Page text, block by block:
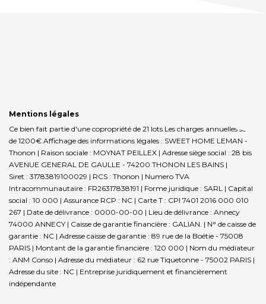
Mentions légales
Ce bien fait partie d'une copropriété de 21 lots.Les charges annuelles sont
de 1200€. Affichage des informations légales : SWEET HOME LEMAN -
Thonon | Raison sociale : MOYNAT PEILLEX | Adresse siège social : 28 bis
AVENUE GENERAL DE GAULLE - 74200 THONON LES BAINS |
Siret : 31783819100029 | RCS : Thonon | Numero TVA
Intracommunautaire : FR26317838191 | Forme juridique : SARL | Capital
social : 10 000 | Assurance RCP : NC | Carte T : CPI 7401 2016 000 010
267 | Date de délivrance : 0000-00-00 | Lieu de délivrance : Annecy
74000 ANNECY | Caisse de garantie financière : GALIAN. | N° de caisse de
garantie : NC | Adresse caisse de garantie : 89 rue de la Boétie - 75008
PARIS | Montant de la garantie financière : 120 000 | Nom du médiateur
: ANM Conso | Adresse du médiateur : 62 rue Tiquetonne - 75002 PARIS |
Adresse du site : NC | Entreprise juridiquement et financièrement
indépendante